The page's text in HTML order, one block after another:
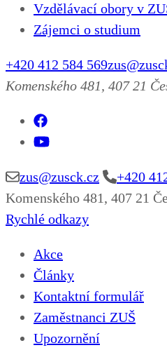
Vzdělávací obory v
Zájemci o studium
+420 412 584 569
Komenského 481, 407 21
zus@zusck.cz
+420
Komenského 481, 407 21
Rychlé odkazy
Akce
Články
Kontaktní formulář
Zaměstnanci ZUŠ
Upozornění